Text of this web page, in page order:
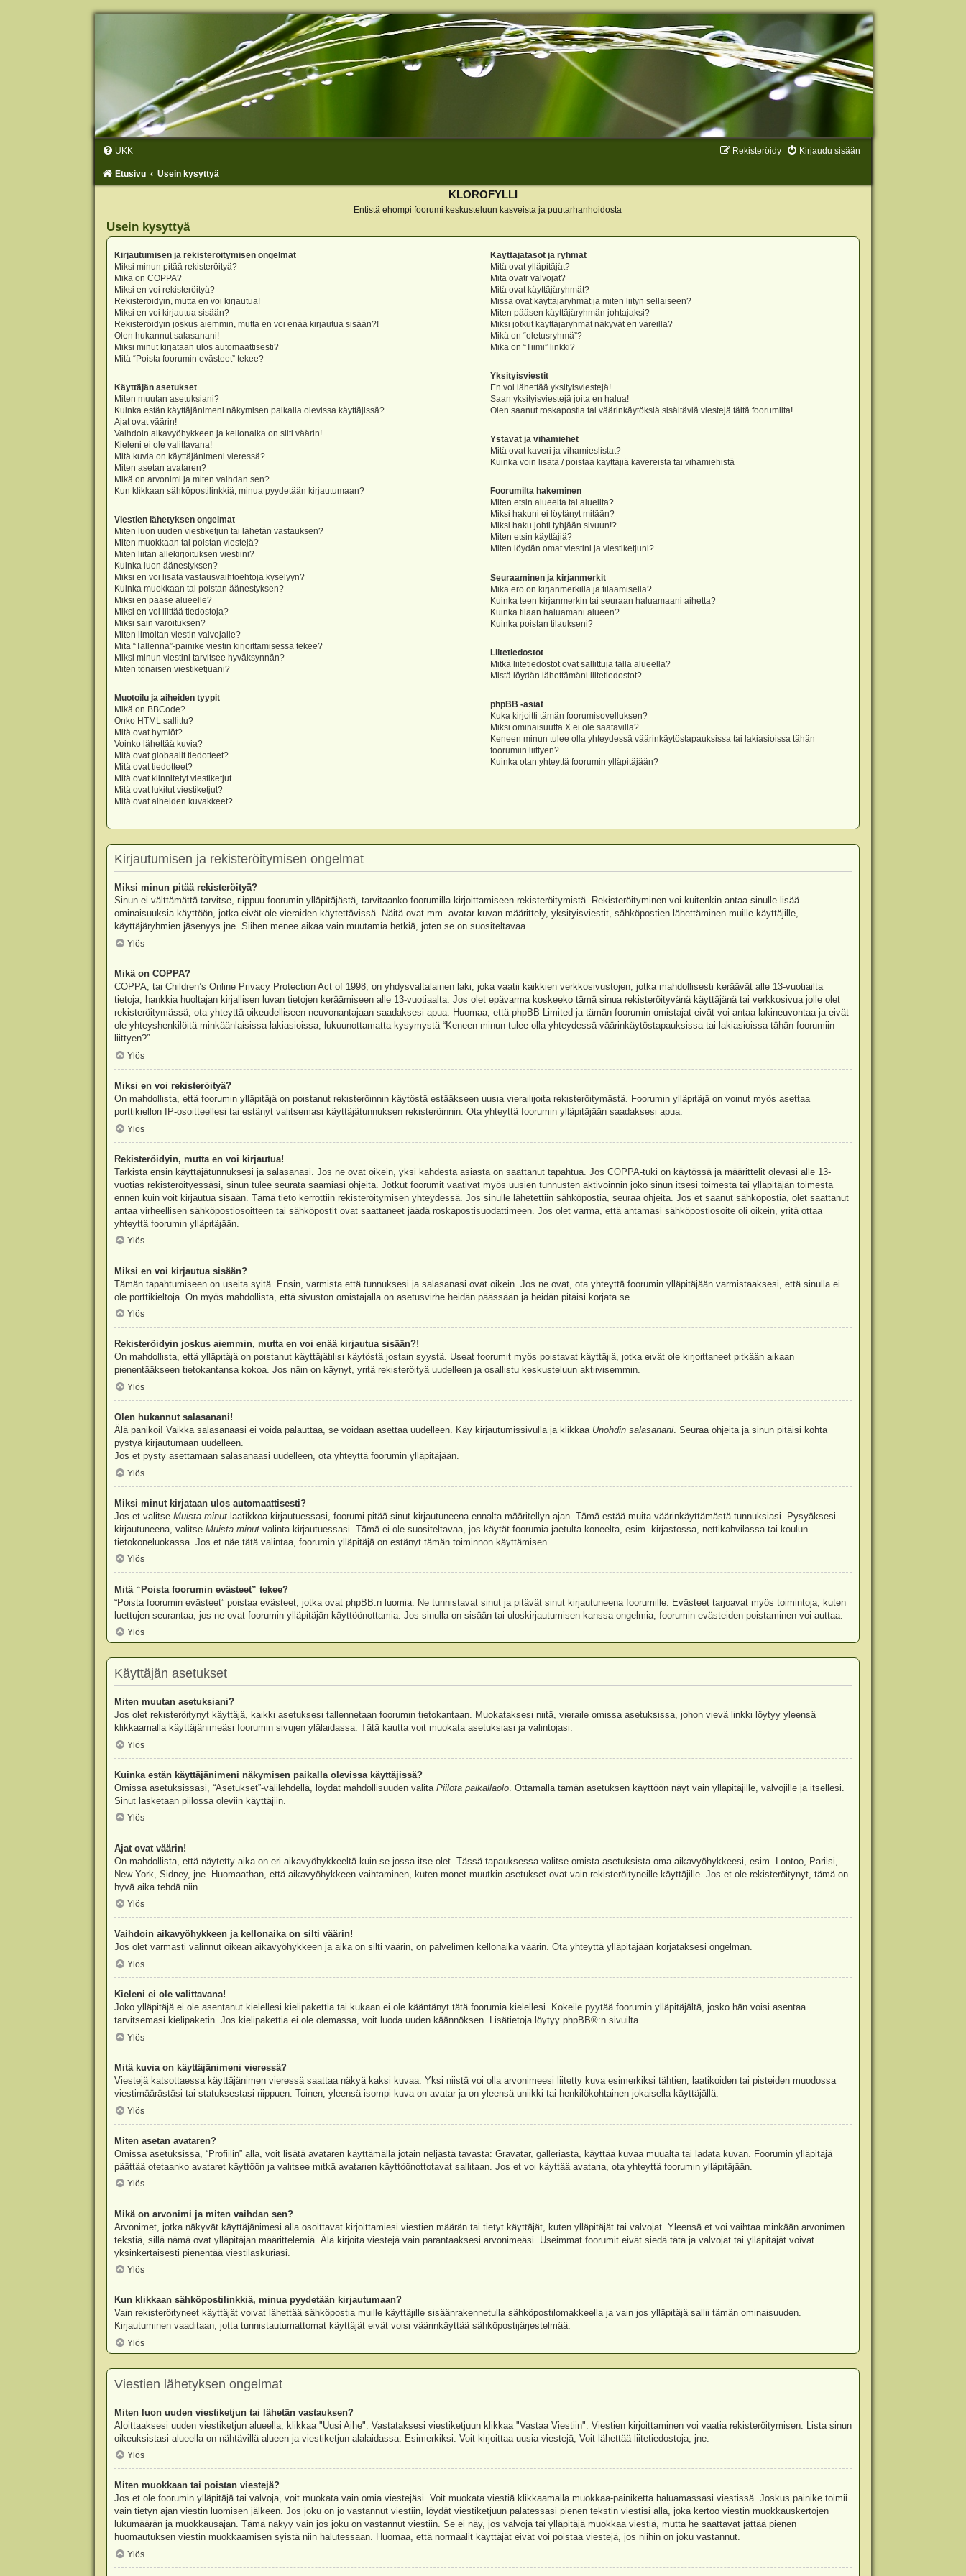
UKK Kirjaudu sisään
Rekisteröidy
Etusivu Usein kysyttyä
KLOROFYLLI
Entistä ehompi foorumi keskusteluun kasveista ja puutarhanhoidosta
Usein kysyttyä
Kirjautumisen ja rekisteröitymisen ongelmat
Miksi minun pitää rekisteröityä?
Mikä on COPPA?
Miksi en voi rekisteröityä?
Rekisteröidyin, mutta en voi kirjautua!
Miksi en voi kirjautua sisään?
Rekisteröidyin joskus aiemmin, mutta en voi enää kirjautua sisään?!
Olen hukannut salasanani!
Miksi minut kirjataan ulos automaattisesti?
Mitä “Poista foorumin evästeet” tekee?
Käyttäjän asetukset
Miten muutan asetuksiani?
Kuinka estän käyttäjänimeni näkymisen paikalla olevissa käyttäjissä?
Ajat ovat väärin!
Vaihdoin aikavyöhykkeen ja kellonaika on silti väärin!
Kieleni ei ole valittavana!
Mitä kuvia on käyttäjänimeni vieressä?
Miten asetan avataren?
Mikä on arvonimi ja miten vaihdan sen?
Kun klikkaan sähköpostilinkkiä, minua pyydetään kirjautumaan?
Viestien lähetyksen ongelmat
Miten luon uuden viestiketjun tai lähetän vastauksen?
Miten muokkaan tai poistan viestejä?
Miten liitän allekirjoituksen viestiini?
Kuinka luon äänestyksen?
Miksi en voi lisätä vastausvaihtoehtoja kyselyyn?
Kuinka muokkaan tai poistan äänestyksen?
Miksi en pääse alueelle?
Miksi en voi liittää tiedostoja?
Miksi sain varoituksen?
Miten ilmoitan viestin valvojalle?
Mitä “Tallenna”-painike viestin kirjoittamisessa tekee?
Miksi minun viestini tarvitsee hyväksynnän?
Miten tönäisen viestiketjuani?
Muotoilu ja aiheiden tyypit
Mikä on BBCode?
Onko HTML sallittu?
Mitä ovat hymiöt?
Voinko lähettää kuvia?
Mitä ovat globaalit tiedotteet?
Mitä ovat tiedotteet?
Mitä ovat kiinnitetyt viestiketjut
Mitä ovat lukitut viestiketjut?
Mitä ovat aiheiden kuvakkeet?
Käyttäjätasot ja ryhmät
Mitä ovat ylläpitäjät?
Mitä ovatr valvojat?
Mitä ovat käyttäjäryhmät?
Missä ovat käyttäjäryhmät ja miten liityn sellaiseen?
Miten pääsen käyttäjäryhmän johtajaksi?
Miksi jotkut käyttäjäryhmät näkyvät eri väreillä?
Mikä on “oletusryhmä”?
Mikä on “Tiimi” linkki?
Yksityisviestit
En voi lähettää yksityisviestejä!
Saan yksityisviestejä joita en halua!
Olen saanut roskapostia tai väärinkäytöksiä sisältäviä viestejä tältä foorumilta!
Ystävät ja vihamiehet
Mitä ovat kaveri ja vihamieslistat?
Kuinka voin lisätä / poistaa käyttäjiä kavereista tai vihamiehistä
Foorumilta hakeminen
Miten etsin alueelta tai alueilta?
Miksi hakuni ei löytänyt mitään?
Miksi haku johti tyhjään sivuun!?
Miten etsin käyttäjiä?
Miten löydän omat viestini ja viestiketjuni?
Seuraaminen ja kirjanmerkit
Mikä ero on kirjanmerkillä ja tilaamisella?
Kuinka teen kirjanmerkin tai seuraan haluamaani aihetta?
Kuinka tilaan haluamani alueen?
Kuinka poistan tilaukseni?
Liitetiedostot
Mitkä liitetiedostot ovat sallittuja tällä alueella?
Mistä löydän lähettämäni liitetiedostot?
phpBB -asiat
Kuka kirjoitti tämän foorumisovelluksen?
Miksi ominaisuutta X ei ole saatavilla?
Keneen minun tulee olla yhteydessä väärinkäytöstapauksissa tai lakiasioissa tähän
foorumiin liittyen?
Kuinka otan yhteyttä foorumin ylläpitäjään?
Kirjautumisen ja rekisteröitymisen ongelmat
Miksi minun pitää rekisteröityä?
Sinun ei välttämättä tarvitse, riippuu foorumin ylläpitäjästä, tarvitaanko foorumilla kirjoittamiseen rekisteröitymistä. Rekisteröityminen voi kuitenkin antaa sinulle lisää
ominaisuuksia käyttöön, jotka eivät ole vieraiden käytettävissä. Näitä ovat mm. avatar-kuvan määrittely, yksityisviestit, sähköpostien lähettäminen muille käyttäjille,
käyttäjäryhmien jäsenyys jne. Siihen menee aikaa vain muutamia hetkiä, joten se on suositeltavaa.
Ylös
Mikä on COPPA?
COPPA, tai Children’s Online Privacy Protection Act of 1998, on yhdysvaltalainen laki, joka vaatii kaikkien verkkosivustojen, jotka mahdollisesti keräävät alle 13-vuotiailta
tietoja, hankkia huoltajan kirjallisen luvan tietojen keräämiseen alle 13-vuotiaalta. Jos olet epävarma koskeeko tämä sinua rekisteröityvänä käyttäjänä tai verkkosivua jolle olet
rekisteröitymässä, ota yhteyttä oikeudelliseen neuvonantajaan saadaksesi apua. Huomaa, että phpBB Limited ja tämän foorumin omistajat eivät voi antaa lakineuvontaa ja eivät
ole yhteyshenkilöitä minkäänlaisissa lakiasioissa, lukuunottamatta kysymystä “Keneen minun tulee olla yhteydessä väärinkäytöstapauksissa tai lakiasioissa tähän foorumiin
liittyen?”.
Ylös
Miksi en voi rekisteröityä?
On mahdollista, että foorumin ylläpitäjä on poistanut rekisteröinnin käytöstä estääkseen uusia vierailijoita rekisteröitymästä. Foorumin ylläpitäjä on voinut myös asettaa
porttikiellon IP-osoitteellesi tai estänyt valitsemasi käyttäjätunnuksen rekisteröinnin. Ota yhteyttä foorumin ylläpitäjään saadaksesi apua.
Ylös
Rekisteröidyin, mutta en voi kirjautua!
Tarkista ensin käyttäjätunnuksesi ja salasanasi. Jos ne ovat oikein, yksi kahdesta asiasta on saattanut tapahtua. Jos COPPA-tuki on käytössä ja määrittelit olevasi alle 13-
vuotias rekisteröityessäsi, sinun tulee seurata saamiasi ohjeita. Jotkut foorumit vaativat myös uusien tunnusten aktivoinnin joko sinun itsesi toimesta tai ylläpitäjän toimesta
ennen kuin voit kirjautua sisään. Tämä tieto kerrottiin rekisteröitymisen yhteydessä. Jos sinulle lähetettiin sähköpostia, seuraa ohjeita. Jos et saanut sähköpostia, olet saattanut
antaa virheellisen sähköpostiosoitteen tai sähköpostit ovat saattaneet jäädä roskapostisuodattimeen. Jos olet varma, että antamasi sähköpostiosoite oli oikein, yritä ottaa
yhteyttä foorumin ylläpitäjään.
Ylös
Miksi en voi kirjautua sisään?
Tämän tapahtumiseen on useita syitä. Ensin, varmista että tunnuksesi ja salasanasi ovat oikein. Jos ne ovat, ota yhteyttä foorumin ylläpitäjään varmistaaksesi, että sinulla ei
ole porttikieltoja. On myös mahdollista, että sivuston omistajalla on asetusvirhe heidän päässään ja heidän pitäisi korjata se.
Ylös
Rekisteröidyin joskus aiemmin, mutta en voi enää kirjautua sisään?!
On mahdollista, että ylläpitäjä on poistanut käyttäjätilisi käytöstä jostain syystä. Useat foorumit myös poistavat käyttäjiä, jotka eivät ole kirjoittaneet pitkään aikaan
pienentääkseen tietokantansa kokoa. Jos näin on käynyt, yritä rekisteröityä uudelleen ja osallistu keskusteluun aktiivisemmin.
Ylös
Olen hukannut salasanani!
Älä panikoi! Vaikka salasanaasi ei voida palauttaa, se voidaan asettaa uudelleen. Käy kirjautumissivulla ja klikkaa Unohdin salasanani. Seuraa ohjeita ja sinun pitäisi kohta
pystyä kirjautumaan uudelleen.
Jos et pysty asettamaan salasanaasi uudelleen, ota yhteyttä foorumin ylläpitäjään.
Ylös
Miksi minut kirjataan ulos automaattisesti?
Jos et valitse Muista minut-laatikkoa kirjautuessasi, foorumi pitää sinut kirjautuneena ennalta määritellyn ajan. Tämä estää muita väärinkäyttämästä tunnuksiasi. Pysyäksesi
kirjautuneena, valitse Muista minut-valinta kirjautuessasi. Tämä ei ole suositeltavaa, jos käytät foorumia jaetulta koneelta, esim. kirjastossa, nettikahvilassa tai koulun
tietokoneluokassa. Jos et näe tätä valintaa, foorumin ylläpitäjä on estänyt tämän toiminnon käyttämisen.
Ylös
Mitä “Poista foorumin evästeet” tekee?
“Poista foorumin evästeet” poistaa evästeet, jotka ovat phpBB:n luomia. Ne tunnistavat sinut ja pitävät sinut kirjautuneena foorumille. Evästeet tarjoavat myös toimintoja, kuten
luettujen seurantaa, jos ne ovat foorumin ylläpitäjän käyttöönottamia. Jos sinulla on sisään tai uloskirjautumisen kanssa ongelmia, foorumin evästeiden poistaminen voi auttaa.
Ylös
Käyttäjän asetukset
Miten muutan asetuksiani?
Jos olet rekisteröitynyt käyttäjä, kaikki asetuksesi tallennetaan foorumin tietokantaan. Muokataksesi niitä, vieraile omissa asetuksissa, johon vievä linkki löytyy yleensä
klikkaamalla käyttäjänimeäsi foorumin sivujen ylälaidassa. Tätä kautta voit muokata asetuksiasi ja valintojasi.
Ylös
Kuinka estän käyttäjänimeni näkymisen paikalla olevissa käyttäjissä?
Omissa asetuksissasi, “Asetukset”-välilehdellä, löydät mahdollisuuden valita Piilota paikallaolo. Ottamalla tämän asetuksen käyttöön näyt vain ylläpitäjille, valvojille ja itsellesi.
Sinut lasketaan piilossa oleviin käyttäjiin.
Ylös
Ajat ovat väärin!
On mahdollista, että näytetty aika on eri aikavyöhykkeeltä kuin se jossa itse olet. Tässä tapauksessa valitse omista asetuksista oma aikavyöhykkeesi, esim. Lontoo, Pariisi,
New York, Sidney, jne. Huomaathan, että aikavyöhykkeen vaihtaminen, kuten monet muutkin asetukset ovat vain rekisteröityneille käyttäjille. Jos et ole rekisteröitynyt, tämä on
hyvä aika tehdä niin.
Ylös
Vaihdoin aikavyöhykkeen ja kellonaika on silti väärin!
Jos olet varmasti valinnut oikean aikavyöhykkeen ja aika on silti väärin, on palvelimen kellonaika väärin. Ota yhteyttä ylläpitäjään korjataksesi ongelman.
Ylös
Kieleni ei ole valittavana!
Joko ylläpitäjä ei ole asentanut kielellesi kielipakettia tai kukaan ei ole kääntänyt tätä foorumia kielellesi. Kokeile pyytää foorumin ylläpitäjältä, josko hän voisi asentaa
tarvitsemasi kielipaketin. Jos kielipakettia ei ole olemassa, voit luoda uuden käännöksen. Lisätietoja löytyy phpBB®:n sivuilta.
Ylös
Mitä kuvia on käyttäjänimeni vieressä?
Viestejä katsottaessa käyttäjänimen vieressä saattaa näkyä kaksi kuvaa. Yksi niistä voi olla arvonimeesi liitetty kuva esimerkiksi tähtien, laatikoiden tai pisteiden muodossa
viestimäärästäsi tai statuksestasi riippuen. Toinen, yleensä isompi kuva on avatar ja on yleensä uniikki tai henkilökohtainen jokaisella käyttäjällä.
Ylös
Miten asetan avataren?
Omissa asetuksissa, “Profiilin” alla, voit lisätä avataren käyttämällä jotain neljästä tavasta: Gravatar, galleriasta, käyttää kuvaa muualta tai ladata kuvan. Foorumin ylläpitäjä
päättää otetaanko avataret käyttöön ja valitsee mitkä avatarien käyttöönottotavat sallitaan. Jos et voi käyttää avataria, ota yhteyttä foorumin ylläpitäjään.
Ylös
Mikä on arvonimi ja miten vaihdan sen?
Arvonimet, jotka näkyvät käyttäjänimesi alla osoittavat kirjoittamiesi viestien määrän tai tietyt käyttäjät, kuten ylläpitäjät tai valvojat. Yleensä et voi vaihtaa minkään arvonimen
tekstiä, sillä nämä ovat ylläpitäjän määrittelemiä. Älä kirjoita viestejä vain parantaaksesi arvonimeäsi. Useimmat foorumit eivät siedä tätä ja valvojat tai ylläpitäjät voivat
yksinkertaisesti pienentää viestilaskuriasi.
Ylös
Kun klikkaan sähköpostilinkkiä, minua pyydetään kirjautumaan?
Vain rekisteröityneet käyttäjät voivat lähettää sähköpostia muille käyttäjille sisäänrakennetulla sähköpostilomakkeella ja vain jos ylläpitäjä sallii tämän ominaisuuden.
Kirjautuminen vaaditaan, jotta tunnistautumattomat käyttäjät eivät voisi väärinkäyttää sähköpostijärjestelmää.
Ylös
Viestien lähetyksen ongelmat
Miten luon uuden viestiketjun tai lähetän vastauksen?
Aloittaaksesi uuden viestiketjun alueella, klikkaa "Uusi Aihe". Vastataksesi viestiketjuun klikkaa "Vastaa Viestiin". Viestien kirjoittaminen voi vaatia rekisteröitymisen. Lista sinun
oikeuksistasi alueella on nähtävillä alueen ja viestiketjun alalaidassa. Esimerkiksi: Voit kirjoittaa uusia viestejä, Voit lähettää liitetiedostoja, jne.
Ylös
Miten muokkaan tai poistan viestejä?
Jos et ole foorumin ylläpitäjä tai valvoja, voit muokata vain omia viestejäsi. Voit muokata viestiä klikkaamalla muokkaa-painiketta haluamassasi viestissä. Joskus painike toimii
vain tietyn ajan viestin luomisen jälkeen. Jos joku on jo vastannut viestiin, löydät viestiketjuun palatessasi pienen tekstin viestisi alla, joka kertoo viestin muokkauskertojen
lukumäärän ja muokkausajan. Tämä näkyy vain jos joku on vastannut viestiin. Se ei näy, jos valvoja tai ylläpitäjä muokkaa viestiä, mutta he saattavat jättää pienen
huomautuksen viestin muokkaamisen syistä niin halutessaan. Huomaa, että normaalit käyttäjät eivät voi poistaa viestejä, jos niihin on joku vastannut.
Ylös